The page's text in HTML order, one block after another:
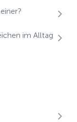
im Alltag